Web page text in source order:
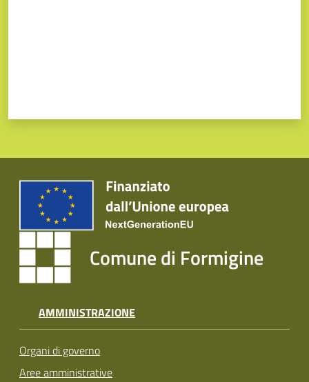
Comune di Formigine
AMMINISTRAZIONE
Organi di governo
Aree amministrative